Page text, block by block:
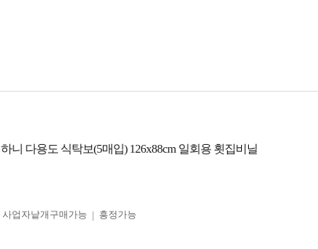
하니 다용도 식탁보(5매입) 126x88cm 일회용 횟집비닐
사업자 낱개구매가능 흥정가능